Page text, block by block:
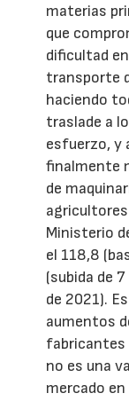
materias
que
dificultad
transporte
haciendo
traslade a
esfuerzo, y
finalmente
de
Ministerio
el 118,8
(subida de
de 2021).
aumentos
fabricantes
no es una
mercado